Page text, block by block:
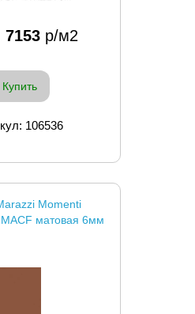
7153 р/м2
Купить
106536
Momenti
матовая 6мм